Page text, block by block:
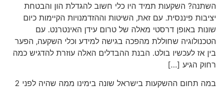
השתנה? השקעות תמיד היו כלי חשוב להגדלת הון והבטחת
יציבות פיננסית. עם זאת‚ השיטות וההזדמנויות הקיימות כיום
שונות באופן דרסטי מאלה של טרום עידן האינטרנט. עם
הטכנולוגיה שחוללת מהפכה בגישה למידע וכלי השקעה‚ הפער
בין אז לעכשיו בולט. הבנת ההבדלים האלה עוזרת להדגיש כמה
רחוק הגיע […]
במה תחום ההשקעות בישראל שונה בימינו ממה שהיה לפני 2